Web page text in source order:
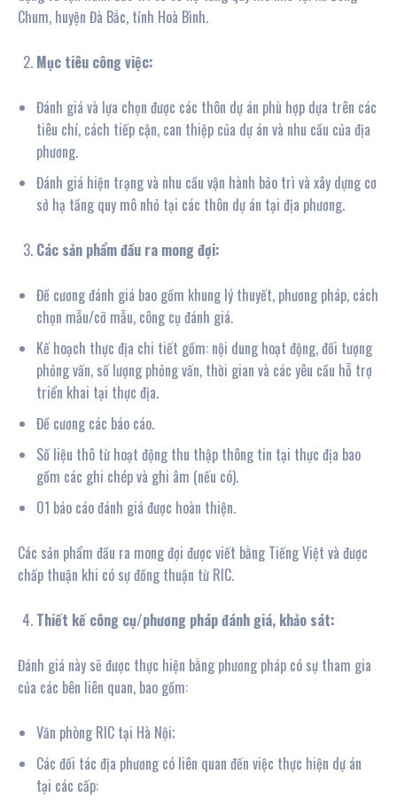
Chum, huyện Đà Bắc, tỉnh Hoà Bình.
Mục tiêu công việc:
Đánh giá và lựa chọn được các thôn dự án phù hợp dựa trên các
tiêu chí, cách tiếp cận, can thiệp của dự án và nhu cầu của địa
phương.
Đánh giá hiện trạng và nhu cầu vận hành bảo trì và xây dựng cơ
sở hạ tầng quy mô nhỏ tại các thôn dự án tại địa phương.
Các sản phẩm đầu ra mong đợi:
Đề cương đánh giá bao gồm khung lý thuyết, phương pháp, cách
chọn mẫu/cỡ mẫu, công cụ đánh giá.
Kế hoạch thực địa chi tiết gồm: nội dung hoạt động, đối tượng
phỏng vấn, số lượng phỏng vấn, thời gian và các yêu cầu hỗ trợ
triển khai tại thực địa.
Đề cương các báo cáo.
Số liệu thô từ hoạt động thu thập thông tin tại thực địa bao
gồm các ghi chép và ghi âm (nếu có).
01 báo cáo đánh giá được hoàn thiện.
Các sản phẩm đầu ra mong đợi được viết bằng Tiếng Việt và được
chấp thuận khi có sự đồng thuận từ RIC.
Thiết kế công cụ/phương pháp đánh giá, khảo sát:
Đánh giá này sẽ được thực hiện bằng phương pháp có sự tham gia
của các bên liên quan, bao gồm:
Văn phòng RIC tại Hà Nội;
Các đối tác địa phương có liên quan đến việc thực hiện dự án
tại các cấp: